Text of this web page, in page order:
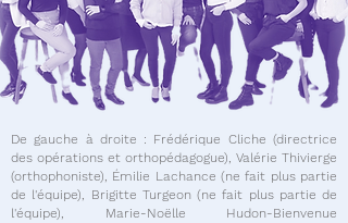
De gauche à droite : Frédérique Cliche (directrice
des opérations et orthopédagogue), Valérie Thivierge
(orthophoniste), Émilie Lachance (ne fait plus partie
de l'équipe), Brigitte Turgeon (ne fait plus partie de
l'équipe), Marie-Noëlle Hudon-Bienvenue